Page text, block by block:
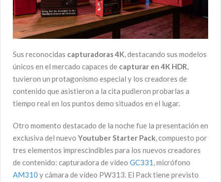
Sus reconocidas capturadoras 4K, destacando sus modelos
únicos en el mercado capaces de capturar en 4K HDR,
tuvieron un protagonismo especial y los creadores de
contenido que asistieron a la cita pudieron probarlas a
tiempo real en los puntos demo situados en el lugar.
Otro momento destacado de la noche fue la presentación en
exclusiva del nuevo Youtuber Starter Pack, compuesto por
tres elementos imprescindibles para los nuevos creadores
de contenido: capturadora de vídeo GC331, micrófono
AM310 y cámara de vídeo PW313. El Pack tiene previsto